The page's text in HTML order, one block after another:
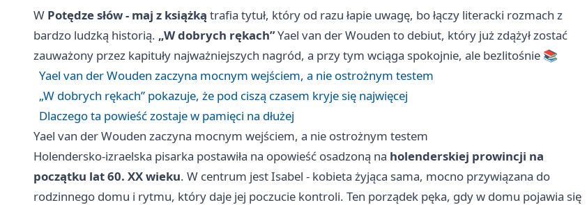
W Potędze słów - maj z książką trafia tytuł, który od razu łapie uwagę, bo łączy literacki rozmach z
bardzo ludzką historią. „W dobrych rękach”Yael van der Wouden to debiut, który już zdążył zostać
zauważony przez kapituły najważniejszych nagród, a przy tym wciąga spokojnie, ale bezlitośnie 📚
Yael van der Wouden zaczyna mocnym wejściem, a nie ostrożnym testem
„W dobrych rękach” pokazuje, że pod ciszą czasem kryje się najwięcej
Dlaczego ta powieść zostaje w pamięci na dłużej
Yael van der Wouden zaczyna mocnym wejściem, a nie ostrożnym testem
Holendersko-izraelska pisarka postawiła na opowieść osadzoną na holenderskiej prowincji na
początku lat 60. XX wieku. W centrum jest Isabel - kobieta żyjąca sama, mocno przywiązana do
rodzinnego domu i rytmu, który daje jej poczucie kontroli. Ten porządek pęka, gdy w domu pojawia się